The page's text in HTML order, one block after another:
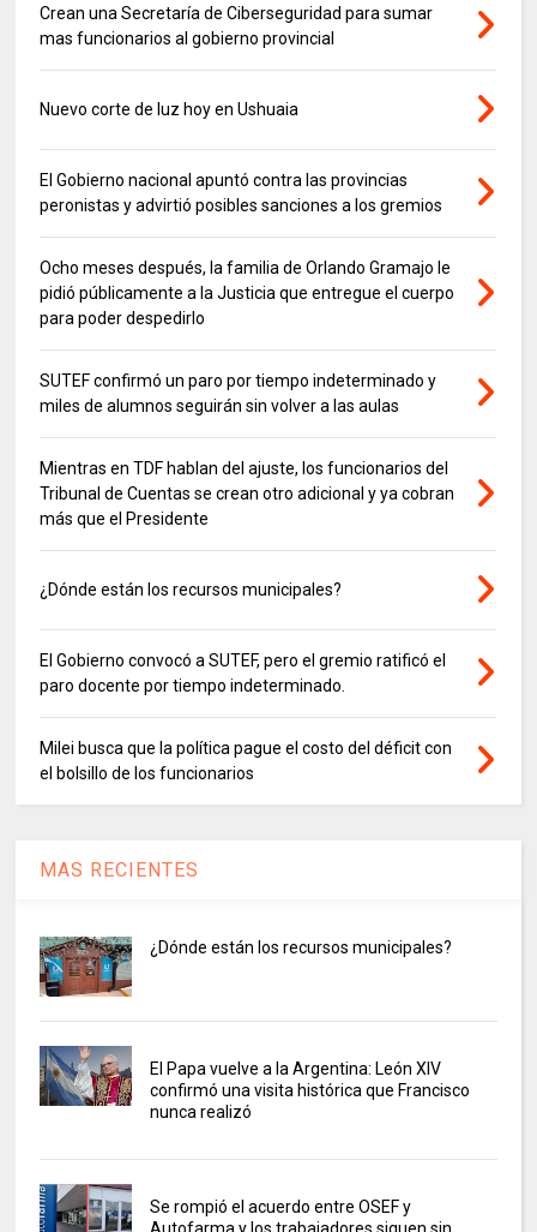
Crean una Secretaría de Ciberseguridad para sumar
mas funcionarios al gobierno provincial
Nuevo corte de luz hoy en Ushuaia
El Gobierno nacional apuntó contra las provincias
peronistas y advirtió posibles sanciones a los gremios
Ocho meses después, la familia de Orlando Gramajo le
pidió públicamente a la Justicia que entregue el cuerpo
para poder despedirlo
SUTEF confirmó un paro por tiempo indeterminado y
miles de alumnos seguirán sin volver a las aulas
Mientras en TDF hablan del ajuste, los funcionarios del
Tribunal de Cuentas se crean otro adicional y ya cobran
más que el Presidente
¿Dónde están los recursos municipales?
El Gobierno convocó a SUTEF, pero el gremio ratificó el
paro docente por tiempo indeterminado.
Milei busca que la política pague el costo del déficit con
el bolsillo de los funcionarios
MAS RECIENTES
¿Dónde están los recursos municipales?
El Papa vuelve a la Argentina: León XIV
confirmó una visita histórica que Francisco
nunca realizó
Se rompió el acuerdo entre OSEF y
Autofarma y los trabajadores siguen sin